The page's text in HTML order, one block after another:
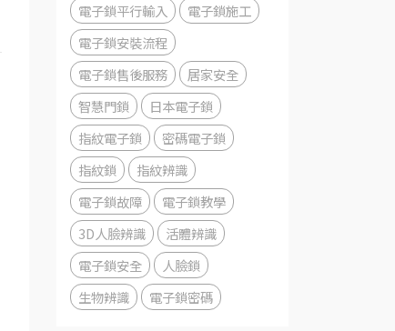
電子鎖平行輸入
電子鎖施工
電子鎖安裝流程
電子鎖售後服務
居家安全
智慧門鎖
日本電子鎖
指紋電子鎖
密碼電子鎖
指紋鎖
指紋辨識
電子鎖故障
電子鎖教學
3D人臉辨識
活體辨識
電子鎖安全
人臉鎖
生物辨識
電子鎖密碼